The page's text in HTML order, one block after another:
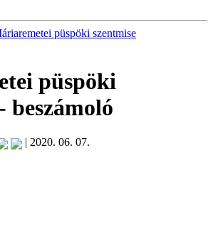
püspöki szentmise
püspöki
- beszámoló
| 2020. 06. 07.